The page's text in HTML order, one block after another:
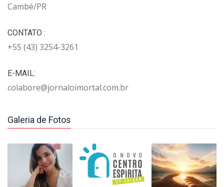
Cambé/PR
CONTATO :
+55 (43) 3254-3261
E-MAIL:
colabore@jornaloimortal.com.br
Galeria de Fotos